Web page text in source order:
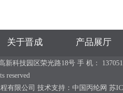
关于晋成 产品展厅
科技园区荣光路18号 手 机：
reserved
有限公司 技术支持： 中国丙纶网 苏